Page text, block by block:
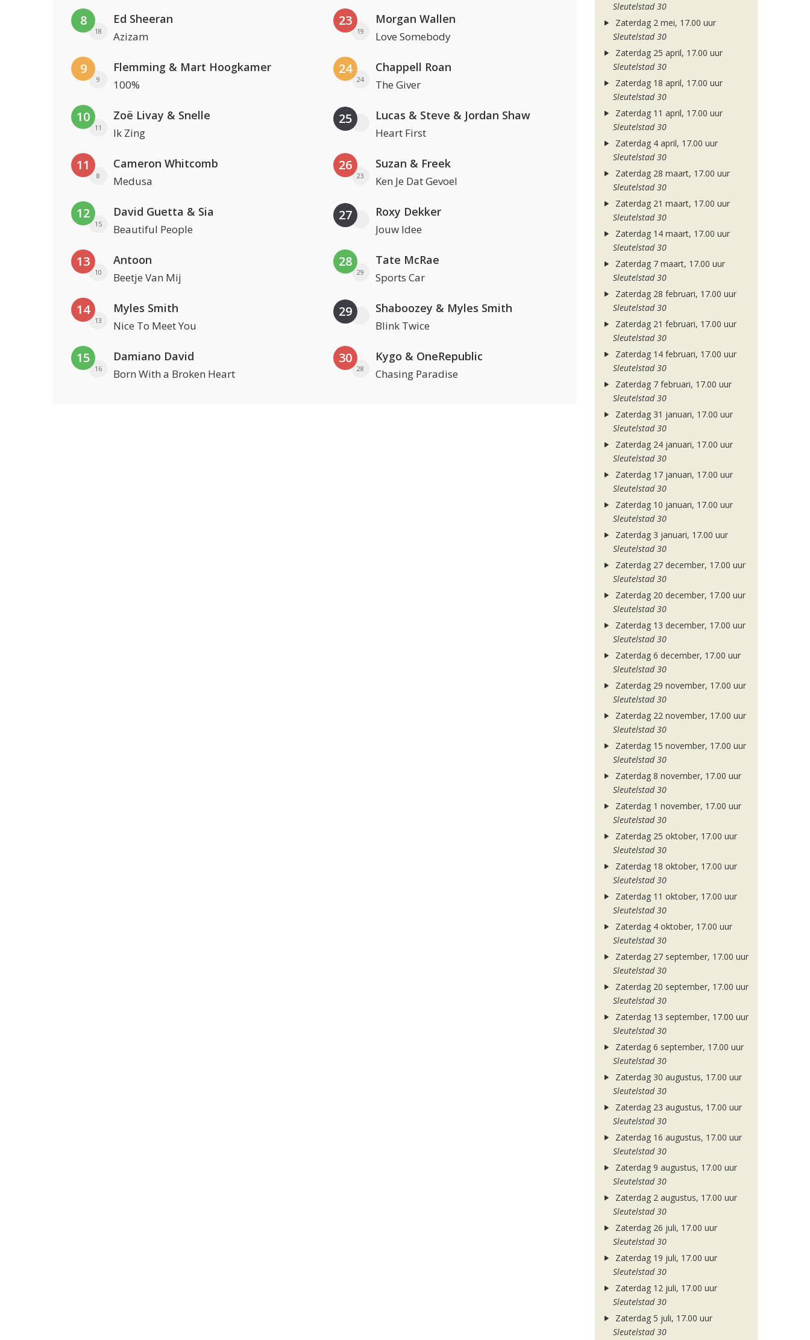
8
18
Ed Sheeran
Azizam
9
9
Flemming & Mart Hoogkamer
100%
10
11
Zoë Livay & Snelle
Ik Zing
11
8
Cameron Whitcomb
Medusa
12
15
David Guetta & Sia
Beautiful People
13
10
Antoon
Beetje Van Mij
14
13
Myles Smith
Nice To Meet You
15
16
Damiano David
Born With a Broken Heart
23
19
Morgan Wallen
Love Somebody
24
24
Chappell Roan
The Giver
25 Lucas & Steve & Jordan Shaw
Heart First
26
23
Suzan & Freek
Ken Je Dat Gevoel
27 Roxy Dekker
Jouw Idee
28
29
Tate McRae
Sports Car
29 Shaboozey & Myles Smith
Blink Twice
30
28
Kygo & OneRepublic
Chasing Paradise
Sleutelstad 30
Zaterdag 2 mei, 17.00 uur
Sleutelstad 30
Zaterdag 25 april, 17.00 uur
Sleutelstad 30
Zaterdag 18 april, 17.00 uur
Sleutelstad 30
Zaterdag 11 april, 17.00 uur
Sleutelstad 30
Zaterdag 4 april, 17.00 uur
Sleutelstad 30
Zaterdag 28 maart, 17.00 uur
Sleutelstad 30
Zaterdag 21 maart, 17.00 uur
Sleutelstad 30
Zaterdag 14 maart, 17.00 uur
Sleutelstad 30
Zaterdag 7 maart, 17.00 uur
Sleutelstad 30
Zaterdag 28 februari, 17.00 uur
Sleutelstad 30
Zaterdag 21 februari, 17.00 uur
Sleutelstad 30
Zaterdag 14 februari, 17.00 uur
Sleutelstad 30
Zaterdag 7 februari, 17.00 uur
Sleutelstad 30
Zaterdag 31 januari, 17.00 uur
Sleutelstad 30
Zaterdag 24 januari, 17.00 uur
Sleutelstad 30
Zaterdag 17 januari, 17.00 uur
Sleutelstad 30
Zaterdag 10 januari, 17.00 uur
Sleutelstad 30
Zaterdag 3 januari, 17.00 uur
Sleutelstad 30
Zaterdag 27 december, 17.00 uur
Sleutelstad 30
Zaterdag 20 december, 17.00 uur
Sleutelstad 30
Zaterdag 13 december, 17.00 uur
Sleutelstad 30
Zaterdag 6 december, 17.00 uur
Sleutelstad 30
Zaterdag 29 november, 17.00 uur
Sleutelstad 30
Zaterdag 22 november, 17.00 uur
Sleutelstad 30
Zaterdag 15 november, 17.00 uur
Sleutelstad 30
Zaterdag 8 november, 17.00 uur
Sleutelstad 30
Zaterdag 1 november, 17.00 uur
Sleutelstad 30
Zaterdag 25 oktober, 17.00 uur
Sleutelstad 30
Zaterdag 18 oktober, 17.00 uur
Sleutelstad 30
Zaterdag 11 oktober, 17.00 uur
Sleutelstad 30
Zaterdag 4 oktober, 17.00 uur
Sleutelstad 30
Zaterdag 27 september, 17.00 uur
Sleutelstad 30
Zaterdag 20 september, 17.00 uur
Sleutelstad 30
Zaterdag 13 september, 17.00 uur
Sleutelstad 30
Zaterdag 6 september, 17.00 uur
Sleutelstad 30
Zaterdag 30 augustus, 17.00 uur
Sleutelstad 30
Zaterdag 23 augustus, 17.00 uur
Sleutelstad 30
Zaterdag 16 augustus, 17.00 uur
Sleutelstad 30
Zaterdag 9 augustus, 17.00 uur
Sleutelstad 30
Zaterdag 2 augustus, 17.00 uur
Sleutelstad 30
Zaterdag 26 juli, 17.00 uur
Sleutelstad 30
Zaterdag 19 juli, 17.00 uur
Sleutelstad 30
Zaterdag 12 juli, 17.00 uur
Sleutelstad 30
Zaterdag 5 juli, 17.00 uur
Sleutelstad 30